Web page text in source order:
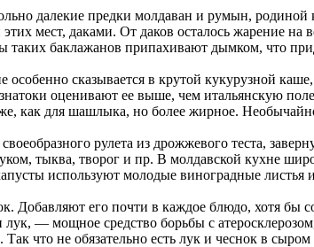
далекие предки молдаван и румын,
мест, даками. От даков осталось жарение
таких баклажанов припахивают дымком, что
особенно сказывается в крутой кукурузной
оценивают ее выше, чем итальянскую
как для шашлыка, но более жирное.
рулета из дрожжевого теста,
тыква, творог и пр. В молдавской кухне
используют молодые виноградные
Добавляют его почти в каждое блюдо, хотя бы
— мощное средство борьбы с
Так что не обязательно есть лук и чеснок в